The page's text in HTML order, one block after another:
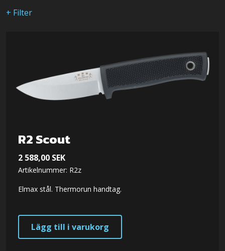
+ Filter
R2 Scout
2 588,00 SEK
Artikelnummer: R2z
Elmax stål. Thermorun handtag.
Lägg till i varukorg